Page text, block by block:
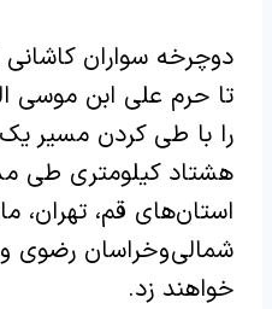
دوچرخه سواران کاشانی
تا حرم علی ابن
را با طی کردن مسیر
هشتاد کیلومتری طی
استان‌های قم، تهران،
شمالی و خراسان رضوی
خواهند زد.